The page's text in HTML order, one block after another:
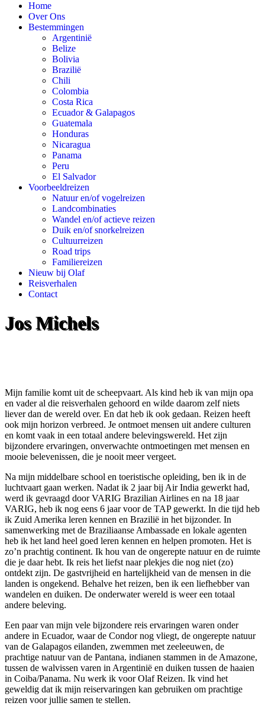
Home
Over Ons
Bestemmingen
Argentinië
Belize
Bolivia
Brazilië
Chili
Colombia
Costa Rica
Ecuador & Galapagos
Guatemala
Honduras
Nicaragua
Panama
Peru
El Salvador
Voorbeeldreizen
Natuur en/of vogelreizen
Landcombinaties
Wandel en/of actieve reizen
Duik en/of snorkelreizen
Cultuurreizen
Road trips
Familiereizen
Nieuw bij Olaf
Reisverhalen
Contact
Jos Michels
Mijn familie komt uit de scheepvaart. Als kind heb ik van mijn opa
en vader al die reisverhalen gehoord en wilde daarom zelf niets
liever dan de wereld over. En dat heb ik ook gedaan. Reizen heeft
ook mijn horizon verbreed. Je ontmoet mensen uit andere culturen
en komt vaak in een totaal andere belevingswereld. Het zijn
bijzondere ervaringen, onverwachte ontmoetingen met mensen en
mooie belevenissen, die je nooit meer vergeet.
Na mijn middelbare school en toeristische opleiding, ben ik in de
luchtvaart gaan werken. Nadat ik 2 jaar bij Air India gewerkt had,
werd ik gevraagd door VARIG Brazilian Airlines en na 18 jaar
VARIG, heb ik nog eens 6 jaar voor de TAP gewerkt. In die tijd heb
ik Zuid Amerika leren kennen en Brazilië in het bijzonder. In
samenwerking met de Braziliaanse Ambassade en lokale agenten
heb ik het land heel goed leren kennen en helpen promoten. Het is
zo’n prachtig continent. Ik hou van de ongerepte natuur en de ruimte
die je daar hebt. Ik reis het liefst naar plekjes die nog niet (zo)
ontdekt zijn. De gastvrijheid en hartelijkheid van de mensen in die
landen is ongekend. Behalve het reizen, ben ik een liefhebber van
wandelen en duiken. De onderwater wereld is weer een totaal
andere beleving.
Een paar van mijn vele bijzondere reis ervaringen waren onder
andere in Ecuador, waar de Condor nog vliegt, de ongerepte natuur
van de Galapagos eilanden, zwemmen met zeeleeuwen, de
prachtige natuur van de Pantana, indianen stammen in de Amazone,
tussen de walvissen varen in Argentinië en duiken tussen de haaien
in Coiba/Panama. Nu werk ik voor Olaf Reizen. Ik vind het
geweldig dat ik mijn reiservaringen kan gebruiken om prachtige
reizen voor jullie samen te stellen.